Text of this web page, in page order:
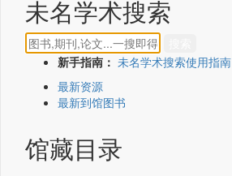
未名学术搜索
新手指南： 未名学术搜索使用指南
最新资源
最新到馆图书
馆藏目录